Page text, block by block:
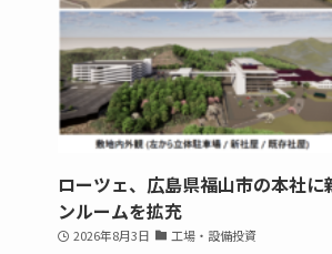
ローツェ、広島県福山市の本社
ンルームを拡充
2026年8月3日 工場・設備投資